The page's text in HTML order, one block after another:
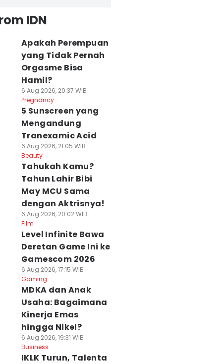
IDN
Apakah Perempuan
yang Tidak Pernah
Orgasme Bisa
Hamil?
6 Aug 2026, 20:37 WIB
Pregnancy
5 Sunscreen yang
Mengandung
Tranexamic Acid
6 Aug 2026, 21:05 WIB
Beauty
Tahukah Kamu?
Tahun Lahir Bibi
May MCU Sama
dengan Aktrisnya!
6 Aug 2026, 20:02 WIB
Film
Level Infinite Bawa
Deretan Game Ini ke
Gamescom 2026
6 Aug 2026, 17:15 WIB
Gaming
MDKA dan Anak
Usaha: Bagaimana
Kinerja Emas
hingga Nikel?
6 Aug 2026, 19:31 WIB
Business
IKLK Turun, Talenta